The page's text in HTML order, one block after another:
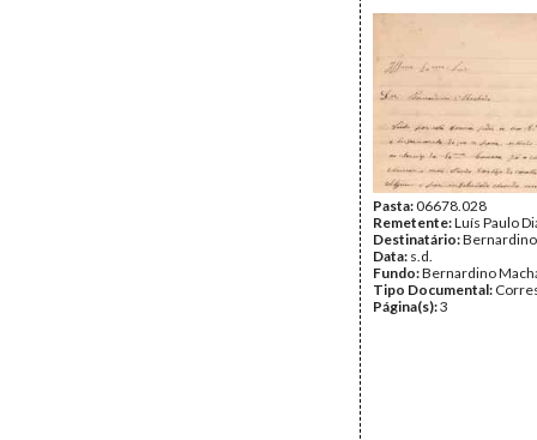
Pasta:06678.028
Remetente:Luís Paulo
Destinatário:
Data: s.d.
Fundo:Bernardino
Tipo Documental:
Página(s):3